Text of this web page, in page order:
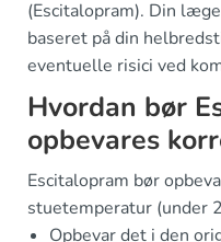
(Escitalopram). Din
baseret på din
eventuelle risici ved
Hvordan bør
opbevares
Escitalopram bør
stuetemperatur (under
Opbevar det i den